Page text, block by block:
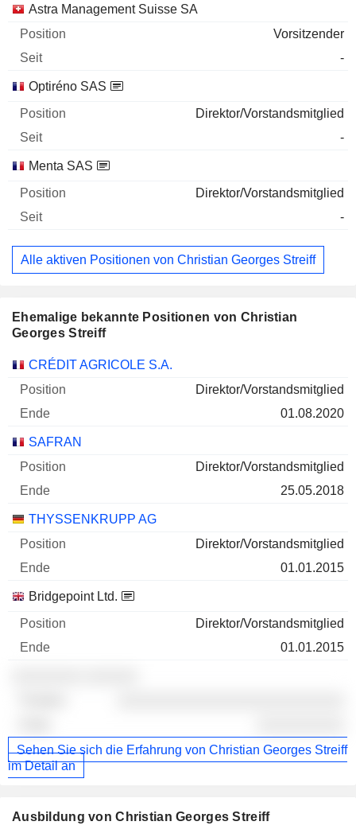
Astra Management Suisse SA
Vorsitzender
-
Optiréno SAS
Direktor/Vorstandsmitglied
-
Menta SAS
Direktor/Vorstandsmitglied
-
Alle aktiven Positionen von Christian Georges Streiff
Ehemalige bekannte Positionen von Christian
Georges Streiff
Unternehmen Position Ende
CRÉDIT AGRICOLE S.A.
Direktor/Vorstandsmitglied
01.08.2020
SAFRAN
Direktor/Vorstandsmitglied
25.05.2018
THYSSENKRUPP AG
Direktor/Vorstandsmitglied
01.01.2015
Bridgepoint Ltd.
Direktor/Vorstandsmitglied
01.01.2015
Sehen Sie sich die Erfahrung von Christian Georges Streiff
im Detail an
Ausbildung von Christian Georges Streiff